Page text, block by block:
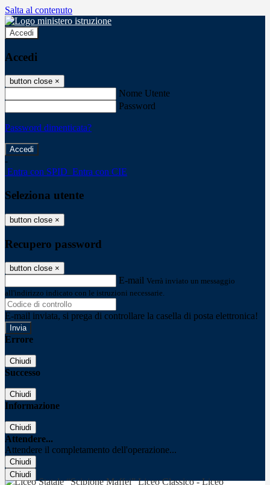
Salta al contenuto
Accedi
Accedi
button close ×
Nome Utente
Password
Password dimenticata?
-
Entra con SPID Entra con CIE
Seleziona utente
button close ×
Recupero password
button close ×
E-mail Verrà inviato un messaggio
all'indirizzo indicato con le istruzioni necessarie.
E-mail inviata, si prega di controllare la casella di posta elettronica!
Errore
Chiudi
Successo
Chiudi
Informazione
Chiudi
Attendere...
Attendere il completamento dell'operazione...
Chiudi
Chiudi